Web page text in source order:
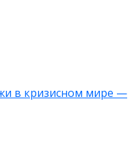
в кризисном мире —